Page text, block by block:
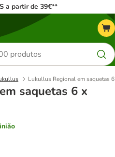
a partir de 39€**
Lukullus Regional em saquetas
saquetas 6 x